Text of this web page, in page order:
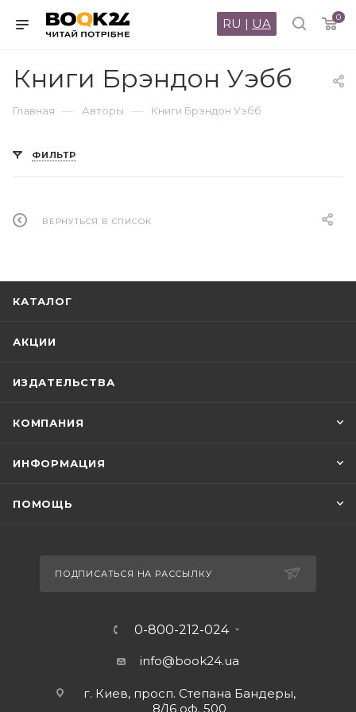
0
RU | UA
Книги Брэндон Уэбб
Главная — Авторы — Книги Брэндон Уэбб
ФИЛЬТР
ВЕРНУТЬСЯ В СПИСОК
КАТАЛОГ
АКЦИИ
ИЗДАТЕЛЬСТВА
КОМПАНИЯ
ИНФОРМАЦИЯ
ПОМОЩЬ
ПОДПИСАТЬСЯ НА РАССЫЛКУ
0-800-212-024
info@book24.ua
г. Киев, просп. Степана Бандеры,
8/16 оф. 500